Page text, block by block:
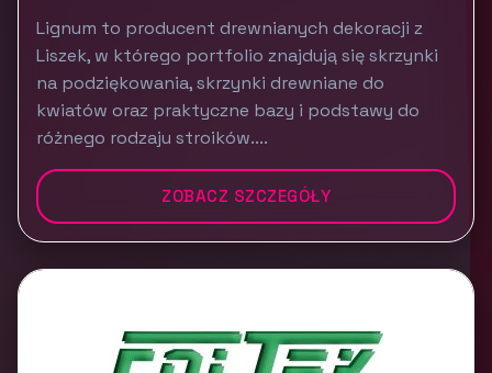
Lignum to producent drewnianych dekoracji z
Liszek, w którego portfolio znajdują się skrzynki
na podziękowania, skrzynki drewniane do
kwiatów oraz praktyczne bazy i podstawy do
różnego rodzaju stroików....
ZOBACZ SZCZEGÓŁY